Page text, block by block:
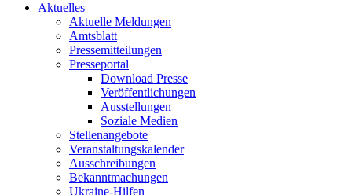
Aktuelles
Aktuelle Meldungen
Amtsblatt
Pressemitteilungen
Presseportal
Download Presse
Veröffentlichungen
Ausstellungen
Soziale Medien
Stellenangebote
Veranstaltungskalender
Ausschreibungen
Bekanntmachungen
Ukraine-Hilfen